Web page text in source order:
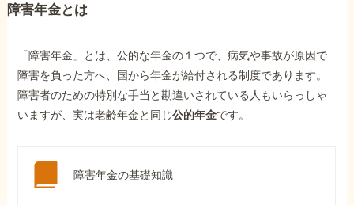
障害年金とは
「障害年金」とは、公的な年金の１つで、病気や事故が原因で
障害を負った方へ、国から年金が給付される制度であります。
障害者のための特別な手当と勘違いされている人もいらっしゃ
いますが、実は老齢年金と同じ公的年金です。
障害年金の基礎知識